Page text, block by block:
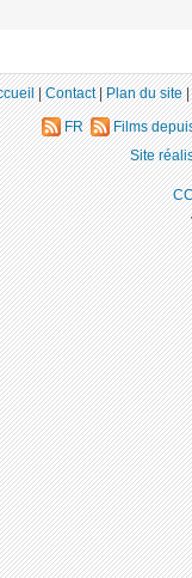
|Contact|Plan du site|
FR Films
Site